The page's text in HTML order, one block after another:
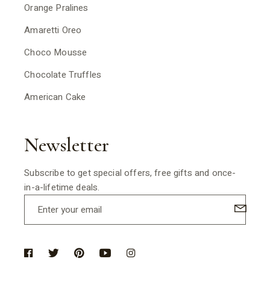
Orange Pralines
Amaretti Oreo
Choco Mousse
Chocolate Truffles
American Cake
Newsletter
Subscribe to get special offers, free gifts and once-
in-a-lifetime deals.